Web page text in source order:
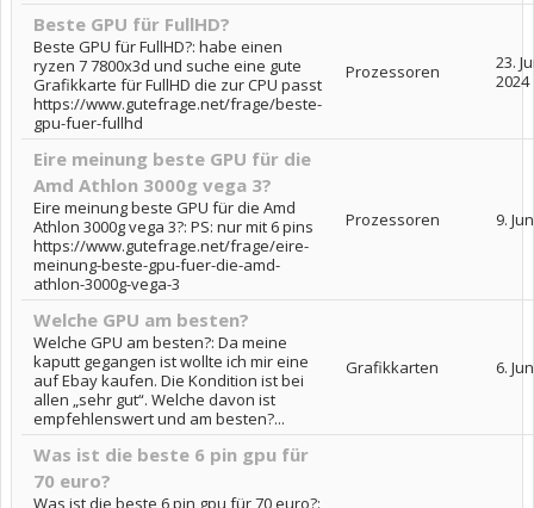
Beste GPU für FullHD?
Beste GPU für FullHD?: habe einen
ryzen 7 7800x3d und suche eine gute
Grafikkarte für FullHD die zur CPU passt
https://www.gutefrage.net/frage/beste-
gpu-fuer-fullhd
Prozessoren
23.
2024
Eire meinung beste GPU für die
Amd Athlon 3000g vega 3?
Eire meinung beste GPU für die Amd
Athlon 3000g vega 3?: PS: nur mit 6 pins
https://www.gutefrage.net/frage/eire-
meinung-beste-gpu-fuer-die-amd-
athlon-3000g-vega-3
Prozessoren 9.
Welche GPU am besten?
Welche GPU am besten?: Da meine
kaputt gegangen ist wollte ich mir eine
auf Ebay kaufen. Die Kondition ist bei
allen „sehr gut“. Welche davon ist
empfehlenswert und am besten?...
Grafikkarten 6.
Was ist die beste 6 pin gpu für
70 euro?
Was ist die beste 6 pin gpu für 70 euro?: